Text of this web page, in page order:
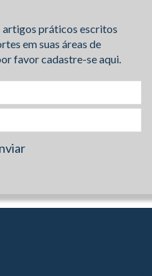
artigos práticos escritos
em suas áreas de
favor cadastre-se aqui.